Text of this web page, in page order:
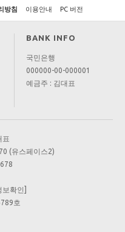
방침 이용안내 PC 버전
BANK INFO
국민은행
000000-00-000001
예금주 : 김대표
표
(유스페이스2)
보확인]
호